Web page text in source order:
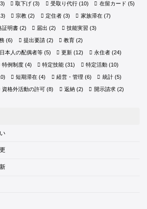
取下げ (3) 受取り代行(10) 在留カード (5)
宗教 (2) 定住者(3) 家族滞在(7)
証明書(2) 届出 (2) 技能実習 (3)
(6) 提出要請(2) 教育 (2)
日本人の配偶者等(5) 更新 (12) 永住者(24)
特例制度(4) 特定技能 (31) 特定活動(10)
短期滞在 (4) 経営・管理 (6) 統計(5)
資格外活動の許可 (8) 返納(2) 開示請求(2)